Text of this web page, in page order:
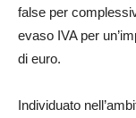
false per
evaso IVA per
di euro.
Individuato